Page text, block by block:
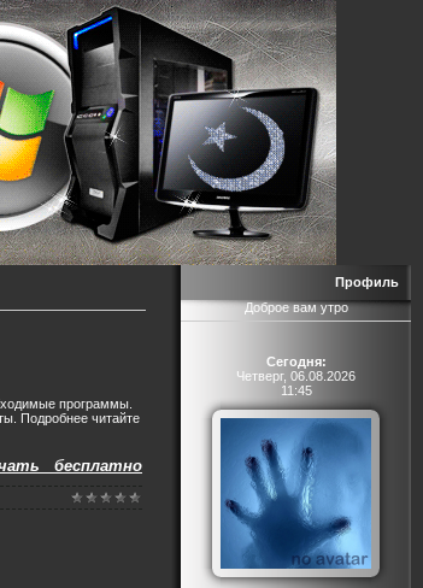
программы.
Подробнее читайте
бесплатно
Профиль
Доброе вам утро
Сегодня:
Четверг, 06.08.2026
11:45